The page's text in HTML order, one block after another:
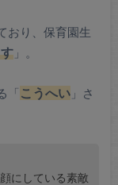
おり、保育園生
」。
「 こうへい」さ
にしている素敵